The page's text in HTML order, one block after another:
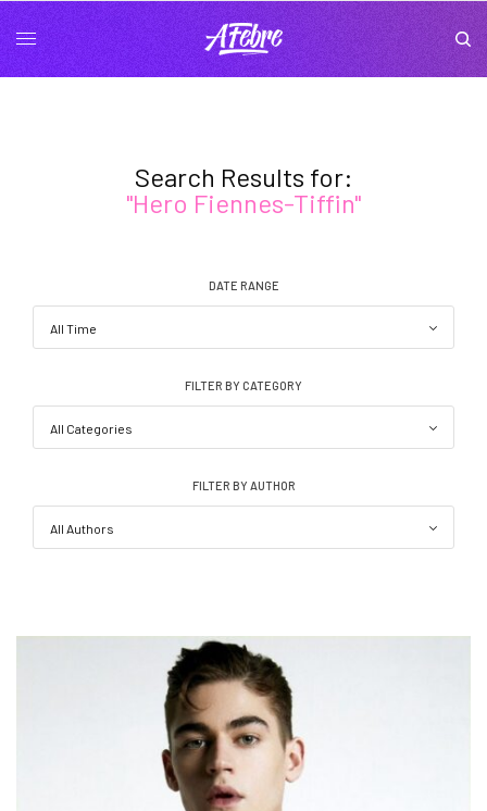
Search Results for:
"Hero Fiennes-Tiffin"
DATE RANGE
FILTER BY CATEGORY
FILTER BY AUTHOR